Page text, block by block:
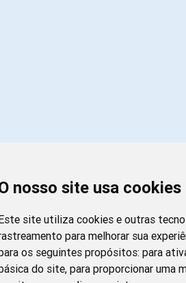
nosso site usa cookies
site utiliza cookies e outras
para melhorar sua
os seguintes propósitos:para
do site,para proporcionar uma